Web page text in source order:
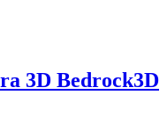
3D Bedrock3D